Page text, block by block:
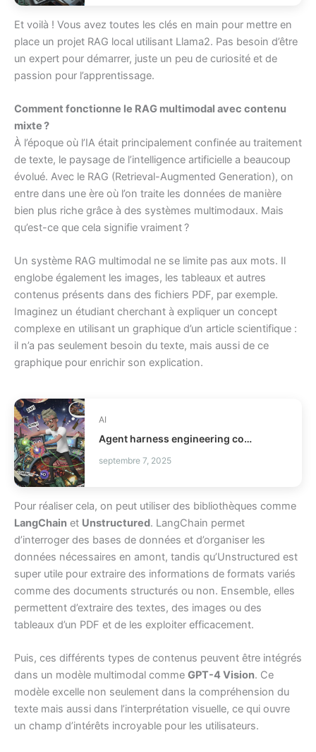
Et voilà ! Vous avez toutes les clés en main pour mettre en
place un projet RAG local utilisant Llama2. Pas besoin d’être
un expert pour démarrer, juste un peu de curiosité et de
passion pour l’apprentissage.
Comment fonctionne le RAG multimodal avec contenu
mixte ?
À l’époque où l’IA était principalement confinée au traitement
de texte, le paysage de l’intelligence artificielle a beaucoup
évolué. Avec le RAG (Retrieval-Augmented Generation), on
entre dans une ère où l’on traite les données de manière
bien plus riche grâce à des systèmes multimodaux. Mais
qu’est-ce que cela signifie vraiment ?
Un système RAG multimodal ne se limite pas aux mots. Il
englobe également les images, les tableaux et autres
contenus présents dans des fichiers PDF, par exemple.
Imaginez un étudiant cherchant à expliquer un concept
complexe en utilisant un graphique d’un article scientifique :
il n’a pas seulement besoin du texte, mais aussi de ce
graphique pour enrichir son explication.
AI
Agent harness engineering comment fiabiliser vos agents IA ?
septembre 7, 2025
Pour réaliser cela, on peut utiliser des bibliothèques comme
LangChain et Unstructured. LangChain permet
d’interroger des bases de données et d’organiser les
données nécessaires en amont, tandis qu’Unstructured est
super utile pour extraire des informations de formats variés
comme des documents structurés ou non. Ensemble, elles
permettent d’extraire des textes, des images ou des
tableaux d’un PDF et de les exploiter efficacement.
Puis, ces différents types de contenus peuvent être intégrés
dans un modèle multimodal comme GPT-4 Vision. Ce
modèle excelle non seulement dans la compréhension du
texte mais aussi dans l’interprétation visuelle, ce qui ouvre
un champ d’intérêts incroyable pour les utilisateurs.